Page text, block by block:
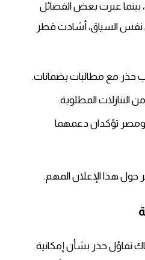
بينما عبرت بعض الفصائل
السياق، أشادت قطر
حذر مع مطالبات بضمانات.
التنازلات المطلوبة.
تؤكدان دعمهما
حول هذا الإعلان المهم.
تفاؤل حذر بشأن إمكانية